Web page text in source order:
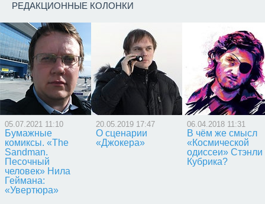
РЕДАКЦИОННЫЕ КОЛОНКИ
05.07.2021 11:10
Бумажные
комиксы. «The
Sandman.
Песочный
человек» Нила
Геймана:
«Увертюра»
20.05.2019 17:47
О сценарии
«Джокера»
06.04.2018 11:31
В чём же смысл
«Космической
одиссеи» Стэнли
Кубрика?